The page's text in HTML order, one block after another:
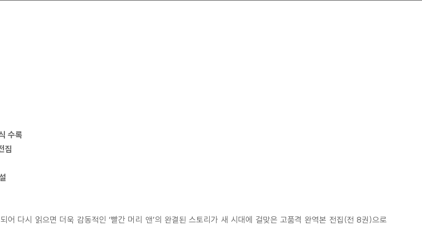
수록
집
어 다시 읽으면 더욱 감동적인 ‘빨간 머리 앤’의 완결된 스토리가 새 시대에 걸맞은 고품격 완역본 전집(전 8권)으로